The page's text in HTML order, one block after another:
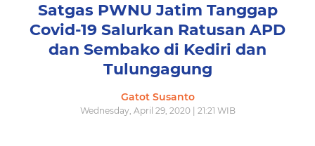
Satgas PWNU Jatim Tanggap
Covid-19 Salurkan Ratusan APD
dan Sembako di Kediri dan
Tulungagung
Gatot Susanto
Wednesday, April 29, 2020 | 21:21 WIB